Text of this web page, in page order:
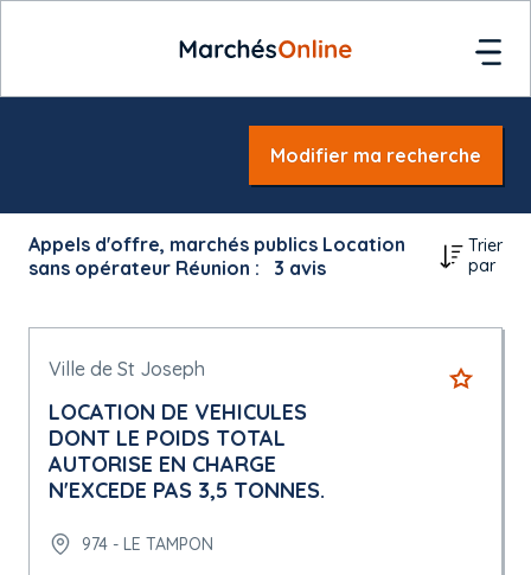
Modifier ma recherche
Appels d'offre, marchés publics Location
sans opérateur Réunion :
3 avis
Trier
par
Ville de St Joseph
LOCATION DE VEHICULES
DONT LE POIDS TOTAL
AUTORISE EN CHARGE
N'EXCEDE PAS 3,5 TONNES.
974 - LE TAMPON